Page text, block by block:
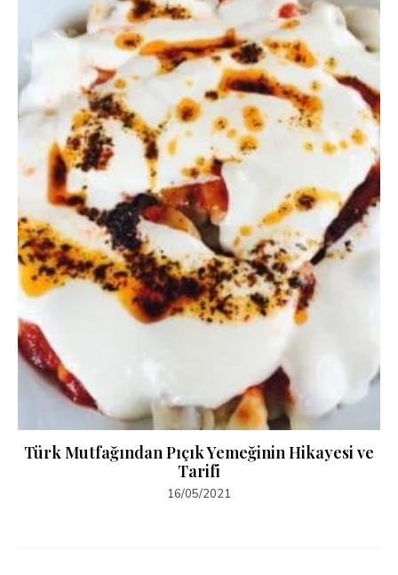
Türk Mutfağından Pıçık Yemeğinin Hikayesi ve
Tarifi
16/05/2021